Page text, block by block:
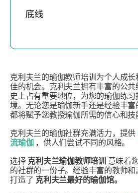
底线
克利夫兰的瑜伽教师培训为个人成
佳的机会。克利夫兰拥有丰富的公
史上占有重要地位，为您的瑜伽练
境。无论您是瑜伽新手还是经验丰富
都将赋予您教授瑜伽所需的信心和技
克利夫兰的瑜伽社群充满活力，提供
流瑜伽，供人们尝试不同的风格。
选择 克利夫兰瑜伽教师培训 意味着
的社群的一份子。经验丰富的教师
打造了 克利夫兰最好的瑜伽馆。